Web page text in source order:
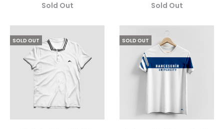
Sold Out
Sold Out
SOLD OUT SOLD OUT